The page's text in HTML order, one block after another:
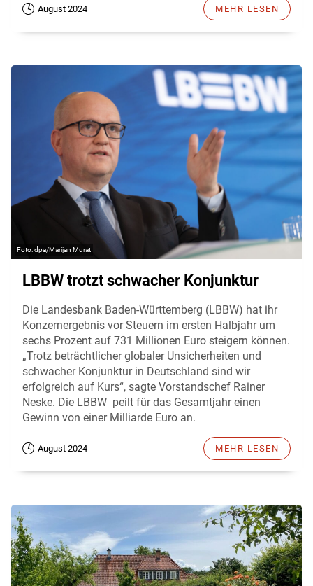
August 2024 MEHR LESEN
dpa/Marijan Murat
LBBW trotzt schwacher Konjunktur
Die Landesbank Baden-Württemberg (LBBW) hat ihr
Konzernergebnis vor Steuern im ersten Halbjahr um
sechs Prozent auf 731 Millionen Euro steigern können.
„Trotz beträchtlicher globaler Unsicherheiten und
schwacher Konjunktur in Deutschland sind wir
erfolgreich auf Kurs“, sagte Vorstandschef Rainer
Neske. Die LBBW peilt für das Gesamtjahr einen
Gewinn von einer Milliarde Euro an.
August 2024 MEHR LESEN